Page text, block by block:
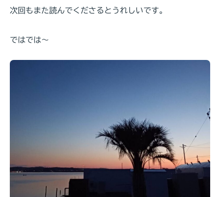
次回もまた読んでくださるとうれしいです。
ではでは～